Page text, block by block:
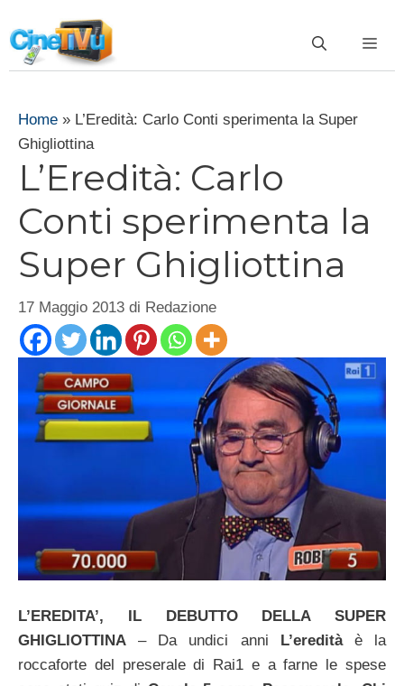
al
contenuto
Home » L’Eredità: Carlo Conti sperimenta la Super
Ghigliottina
L’Eredità: Carlo
Conti sperimenta la
Super Ghigliottina
17 Maggio 2013 di Redazione
L’EREDITA’, IL DEBUTTO DELLA SUPER
GHIGLIOTTINA – Da undici anni L’ereditàè la
roccaforte del preserale di Rai1 e a farne le spese